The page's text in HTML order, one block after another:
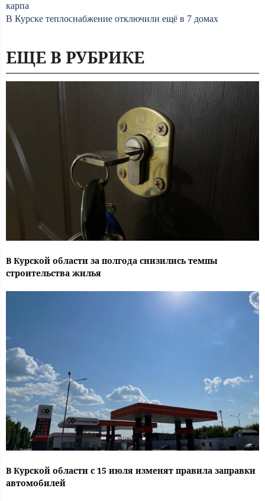
карпа
В Курске теплоснабжение отключили ещё в 7 домах
ЕЩЕ В РУБРИКЕ
В Курской области за полгода снизились темпы
строительства жилья
В Курской области с 15 июля изменят правила заправки
автомобилей